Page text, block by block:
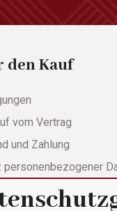
den Kauf
vom Vertrag
und Zahlung
personenbezogener